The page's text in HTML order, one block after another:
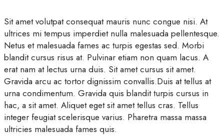
Sit amet volutpat consequat mauris nunc congue nisi. At
ultrices mi tempus imperdiet nulla malesuada pellentesque.
Netus et malesuada fames ac turpis egestas sed. Morbi
blandit cursus risus at. Pulvinar etiam non quam lacus. A
erat nam at lectus urna duis. Sit amet cursus sit amet.
Gravida arcu ac tortor dignissim convallis.Duis at tellus at
urna condimentum. Gravida quis blandit turpis cursus in
hac, a sit amet. Aliquet eget sit amet tellus cras. Tellus
integer feugiat scelerisque varius. Pharetra massa massa
ultricies malesuada fames quis.